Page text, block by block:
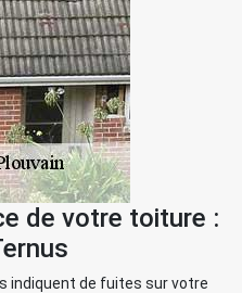
de votre toiture :
indiquent de fuites sur votre